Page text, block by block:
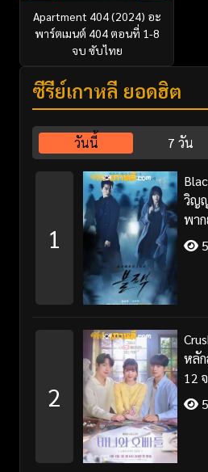
Apartment 404 (2024) อะ
พาร์ตเมนต์ 404 ตอนที่ 1-8
จบ ซับไทย
ซีรี่ย์เกาหลี ยอดฮิต
วันนี้ 7 วัน
1
วิญ
พา
2
หลั